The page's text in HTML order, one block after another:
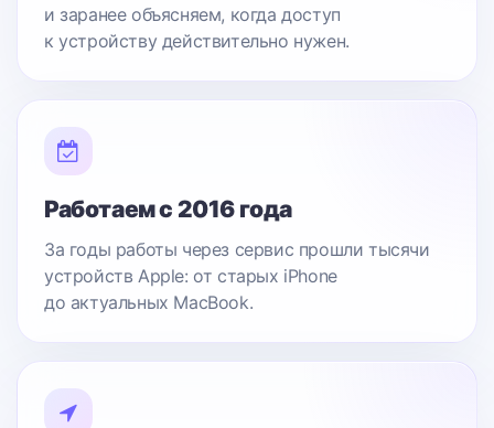
и заранее объясняем, когда доступ
к устройству действительно нужен.
Работаем с 2016 года
За годы работы через сервис прошли тысячи
устройств Apple: от старых iPhone
до актуальных MacBook.